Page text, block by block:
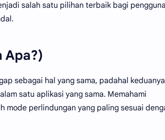
salah satu pilihan terbaik bagi pengguna
Apa?)
sebagai hal yang sama, padahal keduanya
satu aplikasi yang sama. Memahami
mode perlindungan yang paling sesuai